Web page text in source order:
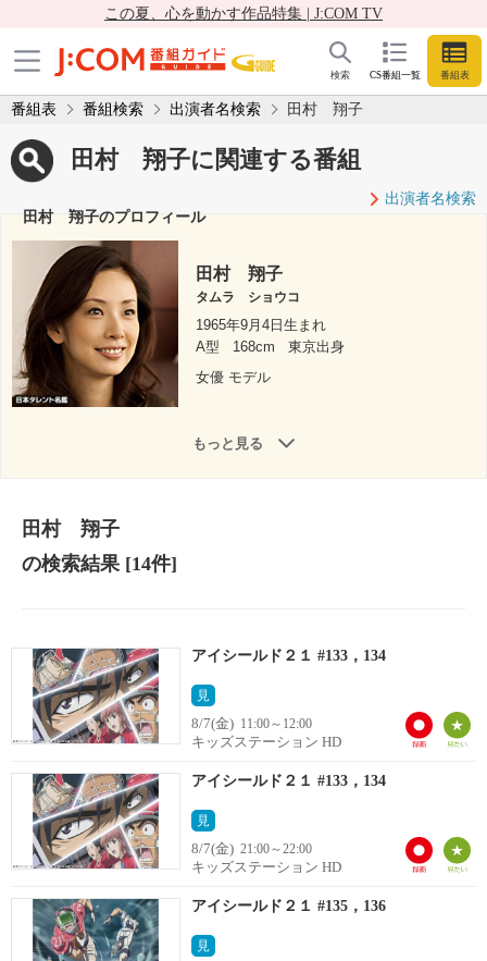
この夏、心を動かす作品特集 | J:COM TV
CS番組一覧 番組表
検索
番組表 番組検索 出演者名検索 田村 翔子
田村 翔子に関連する番組
出演者名検索
田村 翔子のプロフィール
田村 翔子
タムラ ショウコ
1965年9月4日生まれ
A型
168cm
東京出身
女優 モデル
もっと見る
田村 翔子
の検索結果[14件]
アイシールド２１ #133，134
見
8/7(金) 11:00～12:00
キッズステーション HD
アイシールド２１ #133，134
見
8/7(金) 21:00～22:00
キッズステーション HD
アイシールド２１ #135，136
見